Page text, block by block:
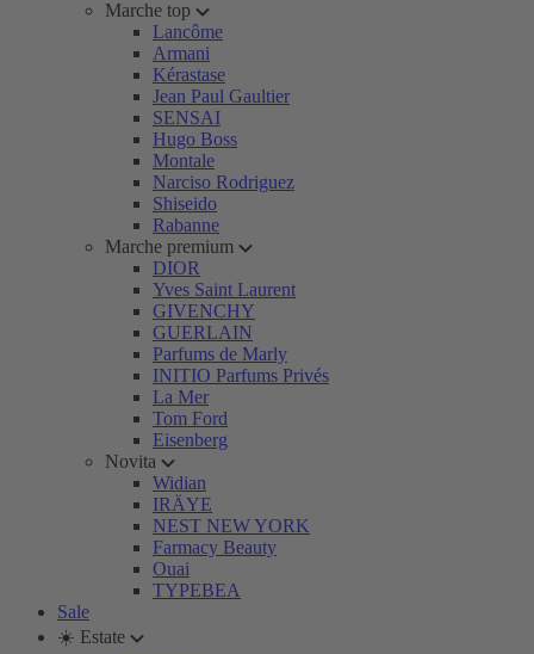
Marche top
Lancôme
Armani
Kérastase
Jean Paul Gaultier
SENSAI
Hugo Boss
Montale
Narciso Rodriguez
Shiseido
Rabanne
Marche premium
DIOR
Yves Saint Laurent
GIVENCHY
GUERLAIN
Parfums de Marly
INITIO Parfums Privés
La Mer
Tom Ford
Eisenberg
Novita
Widian
IRÄYE
NEST NEW YORK
Farmacy Beauty
Ouai
TYPEBEA
Sale
☀️ Estate